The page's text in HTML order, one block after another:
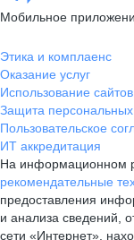
Мобильное
Этика и комплаенс
Оказание услуг
Использование сайтов
Защита
Пользовательское
ИТ аккредитация
На информационном
рекомендательные
предоставления
и анализа сведений,
сети «Интернет»,